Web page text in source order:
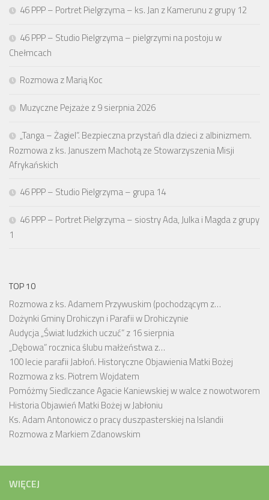
46 PPP – Portret Pielgrzyma – ks. Jan z Kamerunu z grupy 12
46 PPP – Studio Pielgrzyma – pielgrzymi na postoju w
Chełmcach
Rozmowa z Marią Koc
Muzyczne Pejzaże z 9 sierpnia 2026
„Tanga – Żagiel”. Bezpieczna przystań dla dzieci z albinizmem.
Rozmowa z ks. Januszem Machotą ze Stowarzyszenia Misji
Afrykańskich
46 PPP – Studio Pielgrzyma – grupa 14
46 PPP – Portret Pielgrzyma – siostry Ada, Julka i Magda z grupy
1
TOP 10
Rozmowa z ks. Adamem Przywuskim (pochodzącym z…
Dożynki Gminy Drohiczyn i Parafii w Drohiczynie
Audycja „Świat ludzkich uczuć” z 16 sierpnia
„Dębowa” rocznica ślubu małżeństwa z…
100 lecie parafii Jabłoń. Historyczne Objawienia Matki Bożej
Rozmowa z ks. Piotrem Wojdatem
Pomóżmy Siedlczance Agacie Kaniewskiej w walce z nowotworem
Historia Objawień Matki Bożej w Jabłoniu
Ks. Adam Antonowicz o pracy duszpasterskiej na Islandii
Rozmowa z Markiem Zdanowskim
WIĘCEJ